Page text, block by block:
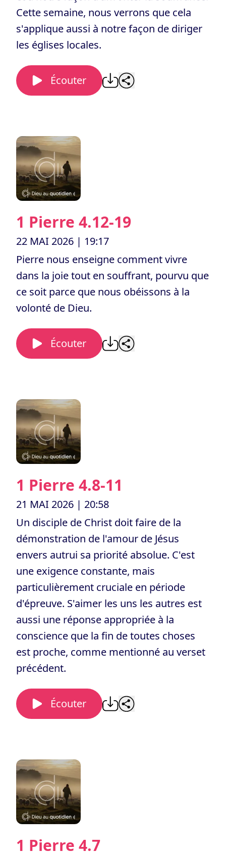
Cette semaine, nous verrons que cela
s'applique aussi à notre façon de diriger
les églises locales.
Écouter
1 Pierre 4.12-19
22 MAI 2026 | 19:17
Pierre nous enseigne comment vivre
dans la joie tout en souffrant, pourvu que
ce soit parce que nous obéissons à la
volonté de Dieu.
Écouter
1 Pierre 4.8-11
21 MAI 2026 | 20:58
Un disciple de Christ doit faire de la
démonstration de l'amour de Jésus
envers autrui sa priorité absolue. C'est
une exigence constante, mais
particulièrement cruciale en période
d'épreuve. S'aimer les uns les autres est
aussi une réponse appropriée à la
conscience que la fin de toutes choses
est proche, comme mentionné au verset
précédent.
Écouter
1 Pierre 4.7